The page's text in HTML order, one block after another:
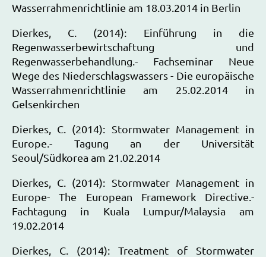
Wasserrahmenrichtlinie am 18.03.2014 in Berlin
Dierkes, C. (2014): Einführung in die
Regenwasserbewirtschaftung und
Regenwasserbehandlung.- Fachseminar Neue
Wege des Niederschlagswassers - Die europäische
Wasserrahmenrichtlinie am 25.02.2014 in
Gelsenkirchen
Dierkes, C. (2014): Stormwater Management in
Europe.- Tagung an der Universität
Seoul/Südkorea am 21.02.2014
Dierkes, C. (2014): Stormwater Management in
Europe- The European Framework Directive.-
Fachtagung in Kuala Lumpur/Malaysia am
19.02.2014
Dierkes, C. (2014): Treatment of Stormwater